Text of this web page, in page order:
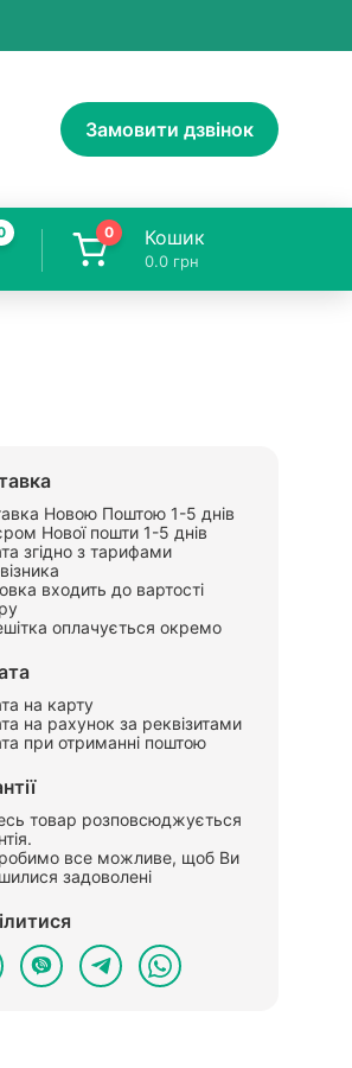
Замовити дзвінок
0 Кошик
0.0 грн
Новою Поштою 1-5 днів
Нової пошти 1-5 днів
згідно з тарифами
входить до вартості
оплачується окремо
на карту
на рахунок за реквізитами
при отриманні поштою
товар розповсюджується
все можливе, щоб Ви
задоволені